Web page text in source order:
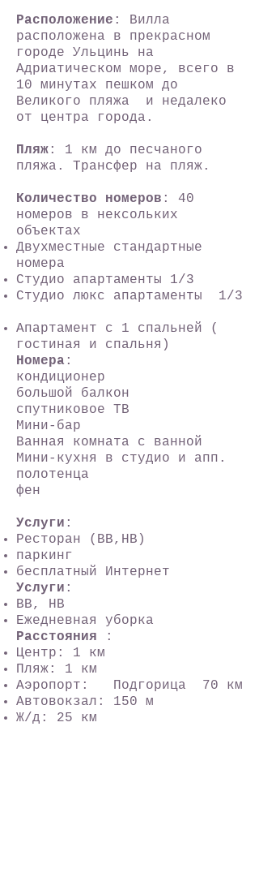
Расположение : Вилла
расположена в прекрасном
городе Ульцинь на
Адриатическом море, всего в
10 минутах пешком до
Великого пляжа и недалеко
от центра города.
Пляж : 1 км до песчаного
пляжа. Трансфер на пляж.
Количество номеров : 40
номеров в нексольких
объектах
Двухместные стандартные
номера
Студио апартаменты 1/3
Студио люкс апартаменты 1/3
Апартамент с 1 спальней (
гостиная и спальня)
Номера :
кондиционер
большой балкон
спутниковое ТВ
Мини-бар
Ванная комната с ванной
Мини-кухня в студио и апп.
полотенца
фен
Услуги :
Ресторан (BB,HB)
паркинг
бесплатный Интернет
Услуги :
BB, HB
Ежедневная уборка
Расстояния
:
Центр: 1 км
Пляж: 1 км
Аэропорт: Подгорица 70 км
Автовокзал: 150 м
Ж/д: 25 км